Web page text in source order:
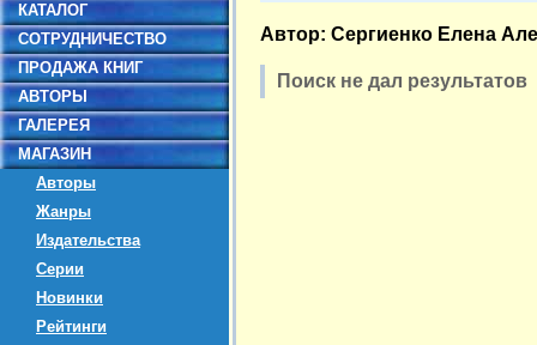
КАТАЛОГ
СОТРУДНИЧЕСТВО
ПРОДАЖА КНИГ
АВТОРЫ
ГАЛЕРЕЯ
МАГАЗИН
Авторы
Жанры
Издательства
Серии
Новинки
Рейтинги
Автор: Сергиенко Елена
Поиск не дал результатов